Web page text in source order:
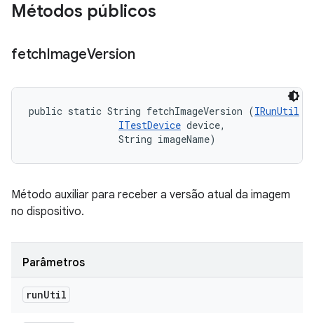
Métodos públicos
fetchImageVersion
public static String fetchImageVersion (IRunUtil
ITestDevice device,
                String imageName)
Método auxiliar para receber a versão atual da imagem
no dispositivo.
Parâmetros
runUtil